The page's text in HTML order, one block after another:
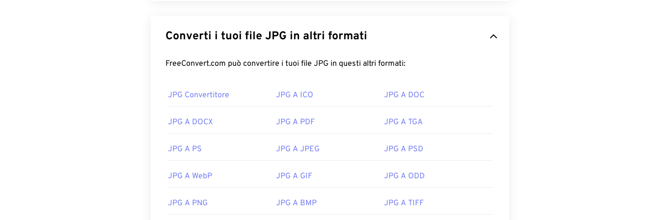
Converti i tuoi file JPG in altri formati
FreeConvert.com può convertire i tuoi file JPG in questi altri formati:
JPG Convertitore JPG A ICO JPG A DOC
JPG A DOCX JPG A PDF JPG A TGA
JPG A PS JPG A JPEG JPG A PSD
JPG A WebP JPG A GIF JPG A ODD
JPG A PNG JPG A BMP JPG A TIFF